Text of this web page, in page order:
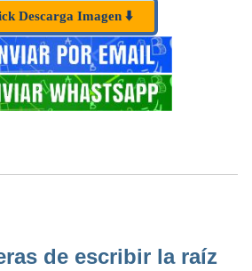
Descarga Imagen ⬇️
de escribir la raíz